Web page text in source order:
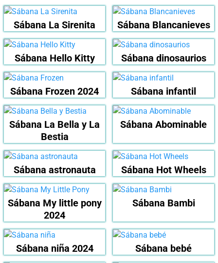
Sábana La Sirenita Sábana Blancanieves
Sábana Hello Kitty Sábana dinosaurios
Sábana Frozen 2024 Sábana infantil
Sábana La Bella y La
Bestia
Sábana Abominable
Sábana astronauta Sábana Hot Wheels
Sábana My little pony
2024
Sábana Bambi
Sábana niña 2024 Sábana bebé